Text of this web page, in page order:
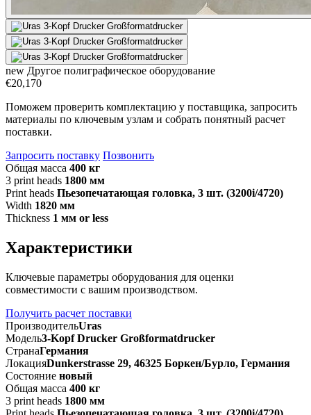
new Другое полиграфическое оборудование
€20,170
Поможем проверить комплектацию у поставщика, запросить
материалы по ключевым узлам и собрать понятный расчет
поставки.
Запросить поставку Позвонить
Общая масса 400 кг
3 print heads 1800 мм
Print heads Пьезопечатающая головка, 3 шт. (3200i/4720)
Width 1820 мм
Thickness 1 мм or less
Характеристики
Ключевые параметры оборудования для оценки
совместимости с вашим производством.
Получить расчет поставки
ПроизводительUras
Модель3-Kopf Drucker Großformatdrucker
СтранаГермания
ЛокацияDunkerstrasse 29, 46325 Боркен/Бурло, Германия
Состояние новый
Общая масса 400 кг
3 print heads 1800 мм